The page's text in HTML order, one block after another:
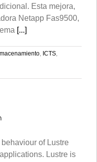
Esta mejora,
Netapp Fas9500,
[...]
ICTS
of Lustre
Lustre is